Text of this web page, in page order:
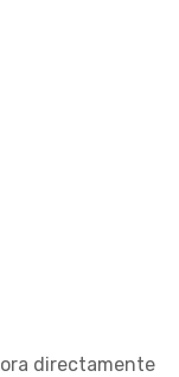
directamente